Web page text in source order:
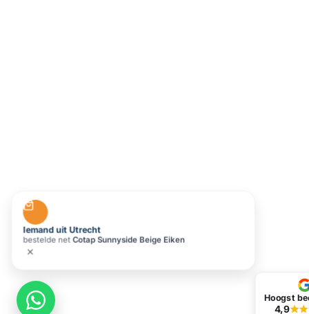
Iemand uit Utrecht
bestelde net Cotap Sunnyside Beige Eiken
Hoogst
4,9